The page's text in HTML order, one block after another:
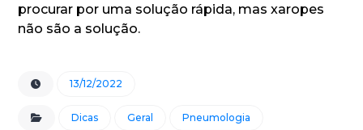
procurar por uma solução rápida, mas xaropes
não são a solução.
13/12/2022
Dicas Geral Pneumologia